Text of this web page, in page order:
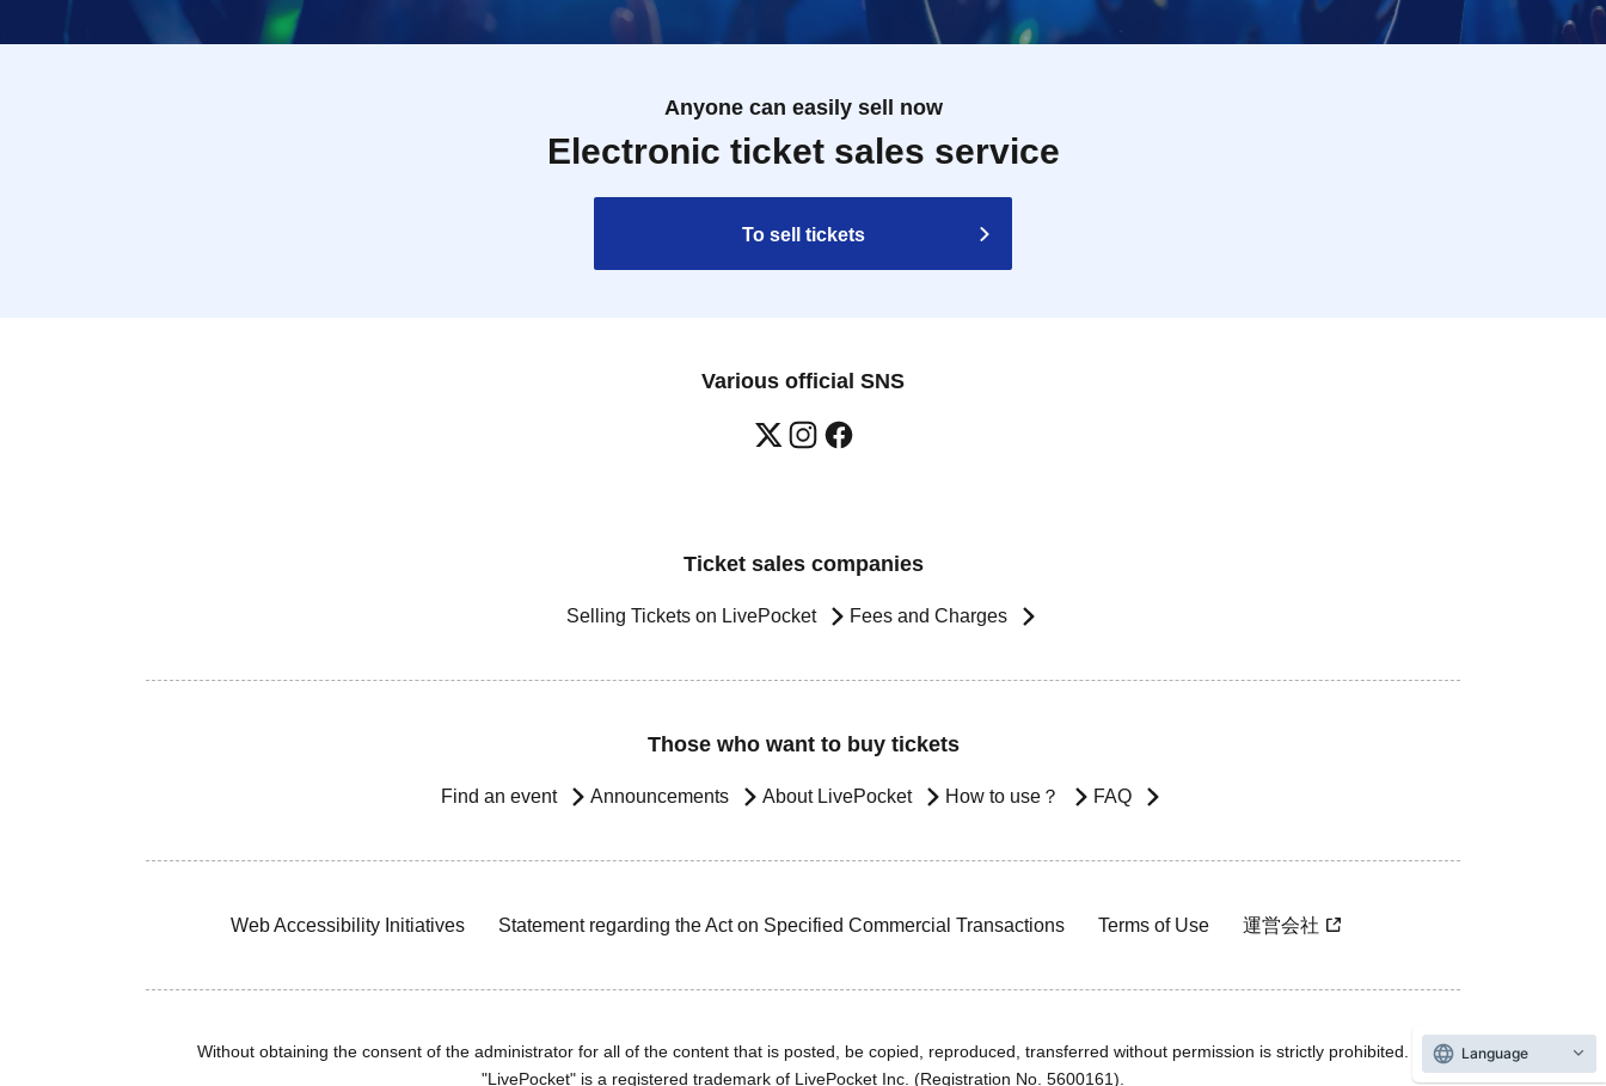
Anyone can easily sell now
Electronic ticket sales service
To sell tickets
Various official SNS
Ticket sales companies
Selling Tickets on LivePocket Fees and Charges
Those who want to buy tickets
Find an event Announcements About LivePocket How to use？ FAQ
Web Accessibility Initiatives Statement regarding the Act on Specified Commercial Transactions Terms of Use 運営会社
Without obtaining the consent of the administrator for all of the content that is posted, be copied, reproduced, transferred without permission is strictly prohibited.
"LivePocket" is a registered trademark of LivePocket Inc. (Registration No. 5600161).
Language